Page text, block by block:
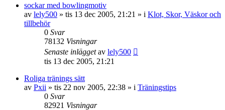
sockar med bowlingmotiv
av lely500 » tis 13 dec 2005, 21:21 » i Klot, Skor, Väskor och
tillbehör
0 Svar
78132 Visningar
Senaste inläggetav lely500
tis 13 dec 2005, 21:21
Roliga tränings sätt
av Pxii » tis 22 nov 2005, 22:38 » i Träningstips
0 Svar
82921 Visningar